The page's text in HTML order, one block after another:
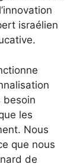
israélien
besoin
les
Nous
que nous
de